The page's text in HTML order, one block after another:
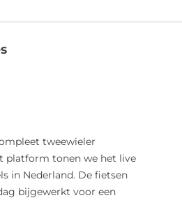
tweewieler
platform tonen we het live
in Nederland. De fietsen
bijgewerkt voor een